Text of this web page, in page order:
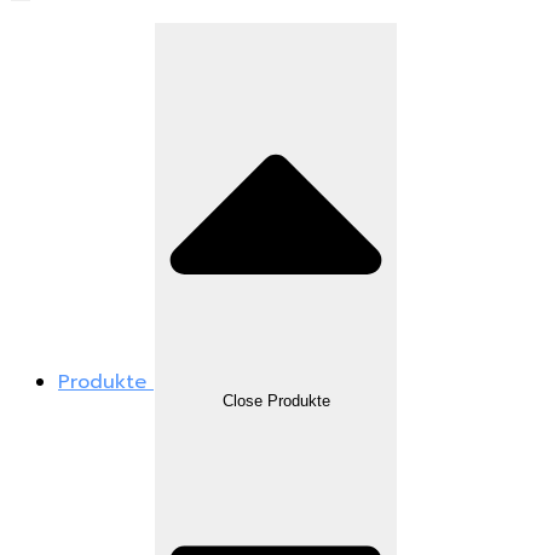
Produkte
Close Produkte